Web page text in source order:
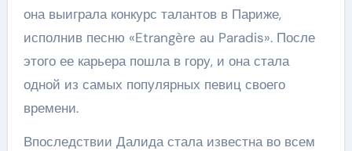
она выиграла конкурс талантов в Париже,
исполнив песню «Etrangère au Paradis». После
этого ее карьера пошла в гору, и она стала
одной из самых популярных певиц своего
времени.
Впоследствии Далида стала известна во всем